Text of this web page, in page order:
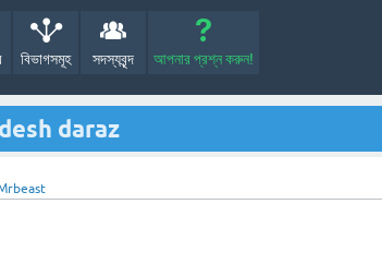
বিভাগসমূহ সদস্যবৃন্দ আপনার প্রশ্ন করুন!
daraz